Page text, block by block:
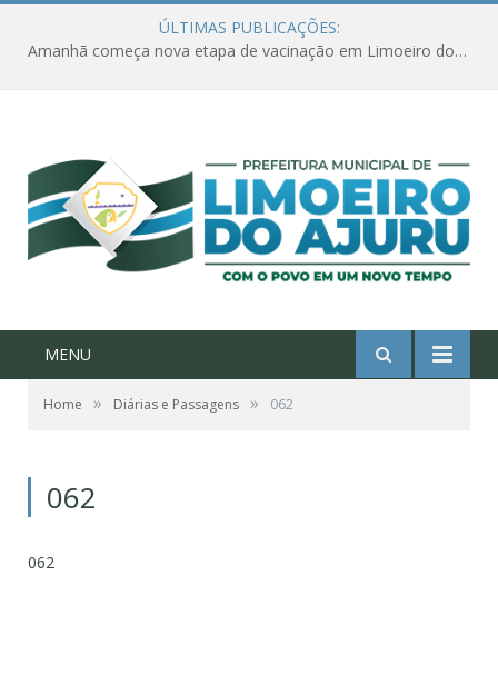
ÚLTIMAS PUBLICAÇÕES:
Amanhã começa nova etapa de vacinação em Limoeiro do Ajuru para idosos com 65 ou mais
MENU
Home » Diárias e Passagens » 062
062
062